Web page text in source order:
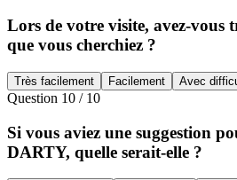
Lors de votre visite, avez-vous
que vous cherchiez ?
Très facilement Facilement Avec
Question 10 / 10
Si vous aviez une suggestion
DARTY, quelle serait-elle ?